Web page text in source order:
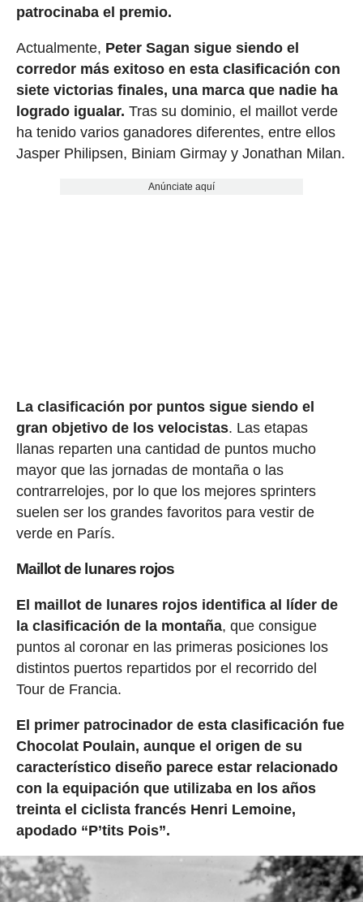
patrocinaba el premio.
Actualmente, Peter Sagan sigue siendo el
corredor más exitoso en esta clasificación con
siete victorias finales, una marca que nadie ha
logrado igualar. Tras su dominio, el maillot verde
ha tenido varios ganadores diferentes, entre ellos
Jasper Philipsen, Biniam Girmay y Jonathan Milan.
Anúnciate aquí
La clasificación por puntos sigue siendo el
gran objetivo de los velocistas. Las etapas
llanas reparten una cantidad de puntos mucho
mayor que las jornadas de montaña o las
contrarrelojes, por lo que los mejores sprinters
suelen ser los grandes favoritos para vestir de
verde en París.
Maillot de lunares rojos
El maillot de lunares rojos identifica al líder de
la clasificación de la montaña, que consigue
puntos al coronar en las primeras posiciones los
distintos puertos repartidos por el recorrido del
Tour de Francia.
El primer patrocinador de esta clasificación fue
Chocolat Poulain, aunque el origen de su
característico diseño parece estar relacionado
con la equipación que utilizaba en los años
treinta el ciclista francés Henri Lemoine,
apodado “P’tits Pois”.